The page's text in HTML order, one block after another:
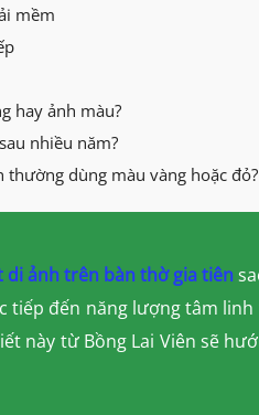
mềm
hay ảnh màu?
nhiều năm?
thường dùng màu vàng hoặc đỏ?
di ảnh trên bàn thờ gia tiên
tiếp đến năng lượng tâm
này từ Bồng Lai Viên sẽ